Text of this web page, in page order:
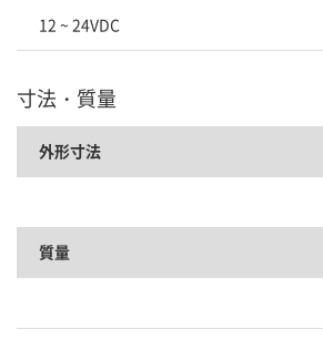
12 ~ 24VDC
寸法・質量
外形寸法
質量